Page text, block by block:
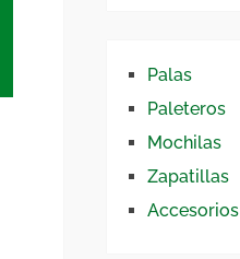
Palas
Paleteros
Mochilas
Zapatillas
Accesorios